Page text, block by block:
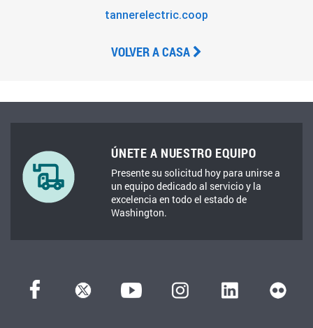
tannerelectric.coop
VOLVER A CASA
ÚNETE A NUESTRO EQUIPO
Presente su solicitud hoy para unirse a
un equipo dedicado al servicio y la
excelencia en todo el estado de
Washington.